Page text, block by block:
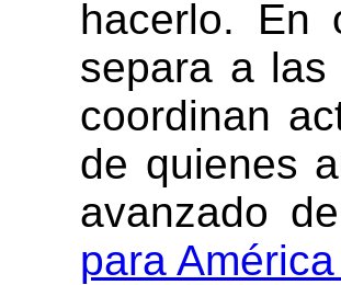
hacerlo. En
separa a
coordinan
de quienes
avanzado
para